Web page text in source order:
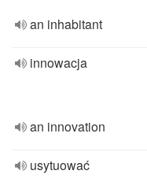
an inhabitant
innowacja
an innovation
usytuować